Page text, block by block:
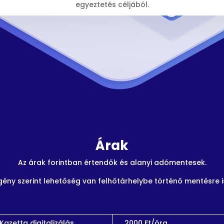
egyeztetés céljából.
Árak
Az árak forintban értendők és alanyi adómentesek.
szerint lehetőség van felhőtárhelybe történő mentésre